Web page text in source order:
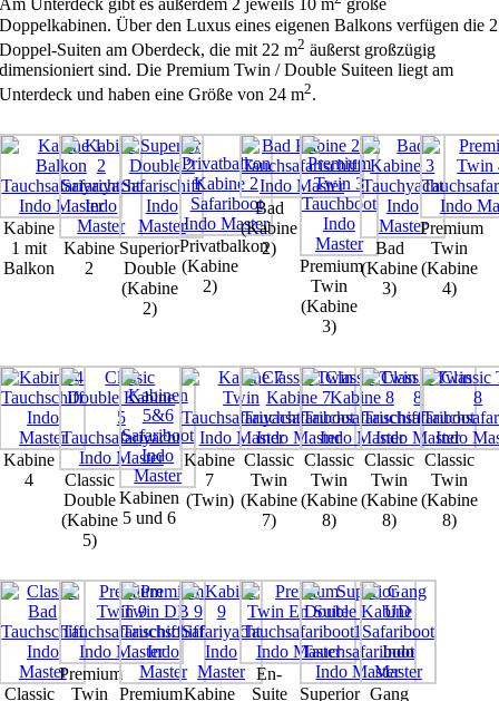
Am Unterdeck gibt es außerdem 2 jeweils 10 m
große
Doppelkabinen. Über den Luxus eines eigenen Balkons verfügen die 2
Doppel-Suiten am Oberdeck, die mit 22 m2 äußerst großzügig
dimensioniert sind. Die Premium Twin / Double Suiteen liegt am
Unterdeck und haben eine Größe von 24 m2.
Kabine
1 mit
Balkon
Kabine
2
Superior
Double
(Kabine
2)
Privatbalkon
(Kabine
2)
Bad
(Kabine
2)
Premium
Twin
(Kabine
3)
Bad
(Kabine
3)
Premium
Twin
(Kabine
4)
Kabine
4
Classic
Double
(Kabine
5)
Kabinen
5 und 6
Kabine
7
(Twin)
Classic
Twin
(Kabine
7)
Classic
Twin
(Kabine
8)
Classic
Twin
(Kabine
8)
Classic
Twin
(Kabine
8)
Classic
Premium
Twin
PremiumKabine
En-
Suite
Superior Gang